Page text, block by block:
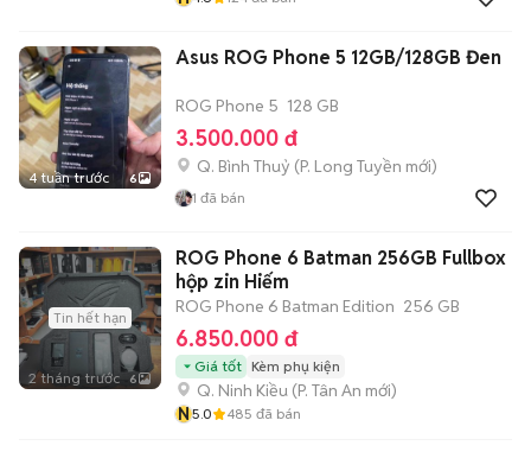
4 tuần trước 6
Asus ROG Phone 5 12GB/128GB Đen
ROG Phone 5 128 GB
3.500.000 đ
Q. Bình Thuỷ (P. Long Tuyền mới)
1 đã bán
Tin hết hạn
2 tháng trước 6
ROG Phone 6 Batman 256GB Fullbox
hộp zin Hiếm
ROG Phone 6 Batman Edition 256 GB
6.850.000 đ
Giá tốt Kèm phụ kiện
Q. Ninh Kiều (P. Tân An mới)
N5.0 485 đã bán